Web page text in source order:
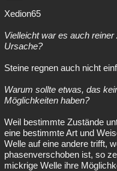
Xedion65
Vielleicht war es auch
Ursache?
Steine regnen auch nicht
Warum sollte etwas, das
Möglichkeiten haben?
Weil bestimmte Zustände
eine bestimmte Art und
Welle auf eine andere trifft,
phasenverschoben ist, so
mickrige Welle ihre